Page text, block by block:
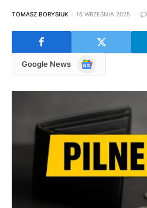
TOMASZ BORYSIUK 16 WRZEŚNIA 2025
Google News
Google